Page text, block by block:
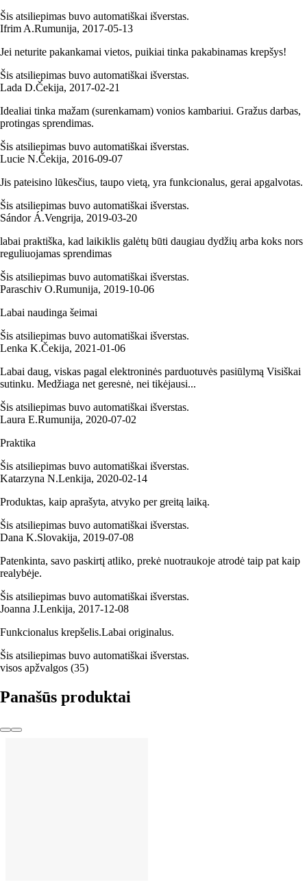
Šis atsiliepimas buvo automatiškai išverstas.
Ifrim A.Rumunija, 2017‑05‑13
Jei neturite pakankamai vietos, puikiai tinka pakabinamas krepšys!
Šis atsiliepimas buvo automatiškai išverstas.
Lada D.Čekija, 2017‑02‑21
Idealiai tinka mažam (surenkamam) vonios kambariui. Gražus darbas,
protingas sprendimas.
Šis atsiliepimas buvo automatiškai išverstas.
Lucie N.Čekija, 2016‑09‑07
Jis pateisino lūkesčius, taupo vietą, yra funkcionalus, gerai apgalvotas.
Šis atsiliepimas buvo automatiškai išverstas.
Sándor Á.Vengrija, 2019‑03‑20
labai praktiška, kad laikiklis galėtų būti daugiau dydžių arba koks nors
reguliuojamas sprendimas
Šis atsiliepimas buvo automatiškai išverstas.
Paraschiv O.Rumunija, 2019‑10‑06
Labai naudinga šeimai
Šis atsiliepimas buvo automatiškai išverstas.
Lenka K.Čekija, 2021‑01‑06
Labai daug, viskas pagal elektroninės parduotuvės pasiūlymą Visiškai
sutinku. Medžiaga net geresnė, nei tikėjausi...
Šis atsiliepimas buvo automatiškai išverstas.
Laura E.Rumunija, 2020‑07‑02
Praktika
Šis atsiliepimas buvo automatiškai išverstas.
Katarzyna N.Lenkija, 2020‑02‑14
Produktas, kaip aprašyta, atvyko per greitą laiką.
Šis atsiliepimas buvo automatiškai išverstas.
Dana K.Slovakija, 2019‑07‑08
Patenkinta, savo paskirtį atliko, prekė nuotraukoje atrodė taip pat kaip
realybėje.
Šis atsiliepimas buvo automatiškai išverstas.
Joanna J.Lenkija, 2017‑12‑08
Funkcionalus krepšelis.Labai originalus.
Šis atsiliepimas buvo automatiškai išverstas.
visos apžvalgos (35)
Panašūs produktai